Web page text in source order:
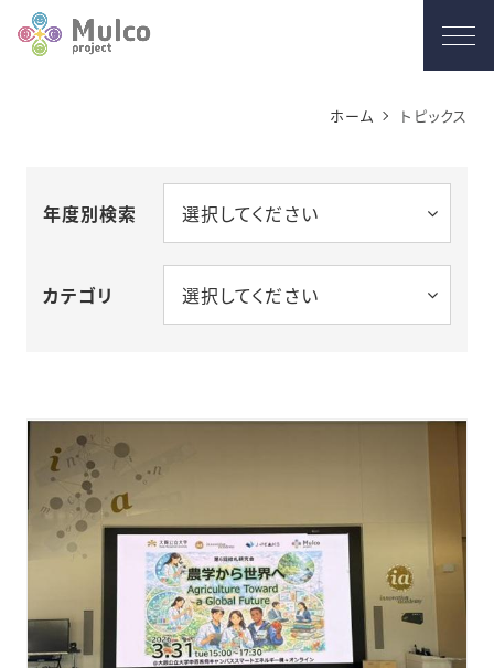
ホーム トピックス
年度別検索 選択してください
カテゴリ 選択してください